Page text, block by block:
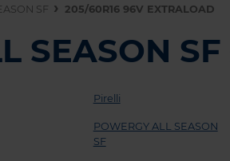
SF 205/60R16 96V EXTRALOAD
SEASON SF
Pirelli
POWERGY ALL SEASON
SF